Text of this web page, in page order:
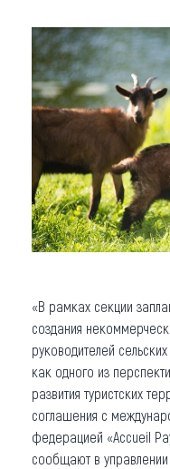
«В рамках секции
создания
руководителей
как одного из
развития туристских
соглашения с
федерацией «Accueil
сообщают в управлении